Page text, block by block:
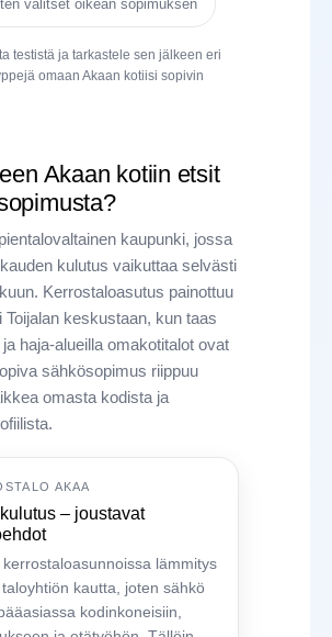
valitset oikean sopimuksen
testistä ja tarkastele sen jälkeen eri
omaan Akaan kotiisi sopivin
Akaan kotiin etsit
kaupunki, jossa
kulutus vaikuttaa selvästi
Kerrostaloasutus painottuu
Toijalan keskustaan, kun taas
haja-alueilla omakotitalot ovat
sähkösopimus riippuu
omasta kodista ja
AKAA
– joustavat
kerrostaloasunnoissa lämmitys
kautta, joten sähkö
kodinkoneisiin,